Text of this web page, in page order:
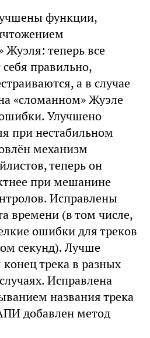
функции,
теперь все
правильно,
а в случае
«сломанном» Жуэле
Улучшено
при нестабильном
механизм
теперь он
при мешанине
Исправлены
времени (в том числе,
ошибки для треков
секунд). Лучше
конец трека в разных
Исправлена
названия трека
добавлен метод